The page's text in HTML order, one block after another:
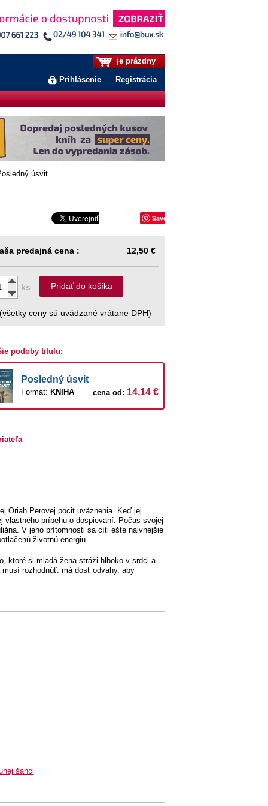
je prázdny
Prihlásenie Registrácia
úsvit
Save
predajná cena : 12,50 €
ks Pridať do košíka
(všetky ceny sú uvádzané vrátane DPH)
podoby titulu:
Posledný úsvit
Formát: KNIHA cena od: 14,14 €
Oriah Perovej pocit uväznenia. Keď jej
príbehu o dospievaní. Počas svojej
V jeho prítomnosti sa cíti ešte naivnejšie
životnú energiu.
ktoré si mladá žena stráži hlboko v srdci a
rozhodnúť: má dosť odvahy, aby
šanci